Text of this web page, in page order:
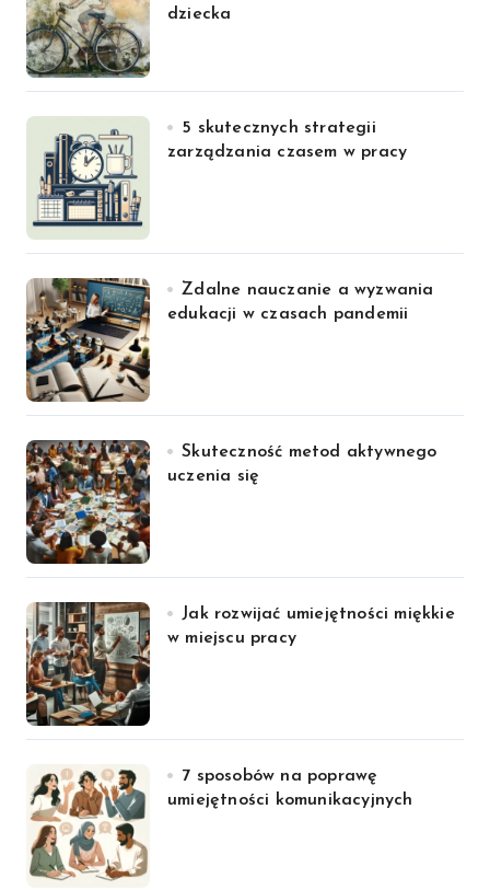
dziecka
5 skutecznych strategii
zarządzania czasem w pracy
Zdalne nauczanie a wyzwania
edukacji w czasach pandemii
Skuteczność metod aktywnego
uczenia się
Jak rozwijać umiejętności miękkie
w miejscu pracy
7 sposobów na poprawę
umiejętności komunikacyjnych